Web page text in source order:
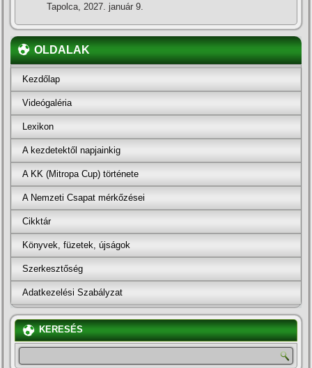
Tapolca, 2027. január 9.
OLDALAK
Kezdőlap
Videógaléria
Lexikon
A kezdetektől napjainkig
A KK (Mitropa Cup) története
A Nemzeti Csapat mérkőzései
Cikktár
Könyvek, füzetek, újságok
Szerkesztőség
Adatkezelési Szabályzat
KERESÉS